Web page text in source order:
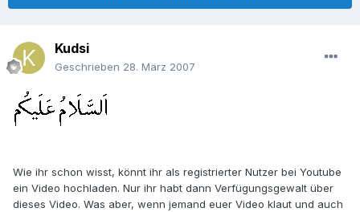
Kudsi
Geschrieben 28. März 2007
Wie ihr schon wisst, könnt ihr als registrierter Nutzer bei Youtube
ein Video hochladen. Nur ihr habt dann Verfügungsgewalt über
dieses Video. Was aber, wenn jemand euer Video klaut und auch